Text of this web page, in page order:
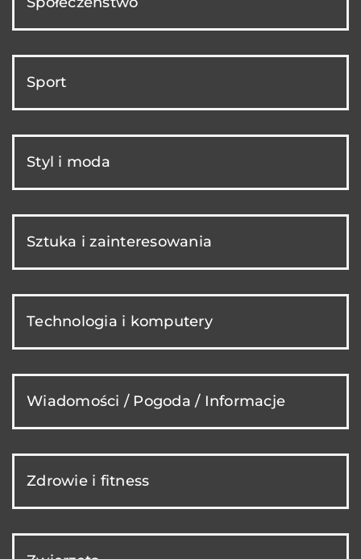
Sport
Styl i moda
Sztuka i zainteresowania
Technologia i komputery
Wiadomości / Pogoda / Informacje
Zdrowie i fitness